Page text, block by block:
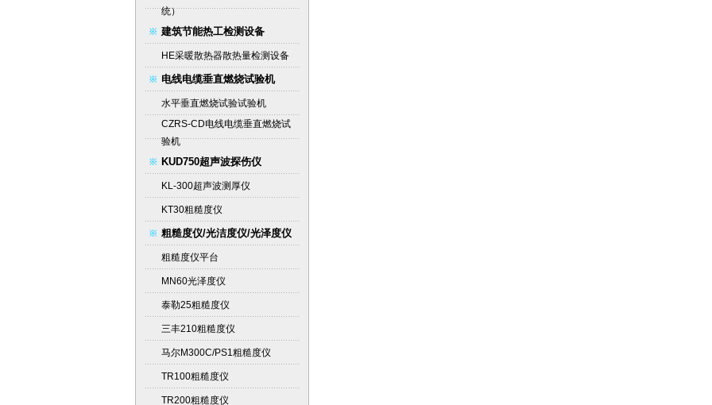
统）
建筑节能热工检测设备
HE采暖散热器散热量检测设备
电线电缆垂直燃烧试验机
水平垂直燃烧试验试验机
CZRS-CD电线电缆垂直燃烧试
验机
KUD750超声波探伤仪
KL-300超声波测厚仪
KT30粗糙度仪
粗糙度仪/光洁度仪/光泽度仪
粗糙度仪平台
MN60光泽度仪
泰勒25粗糙度仪
三丰210粗糙度仪
马尔M300C/PS1粗糙度仪
TR100粗糙度仪
TR200粗糙度仪